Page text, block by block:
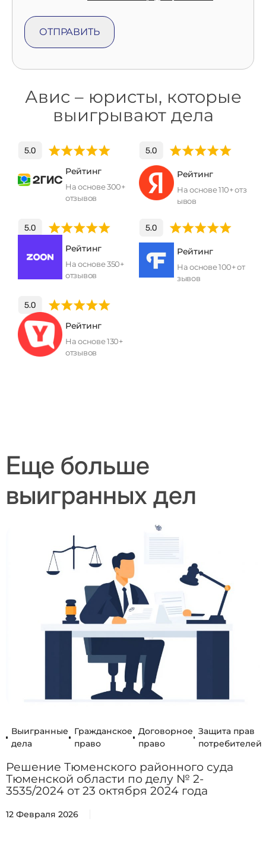
Авис – юристы, которые
выигрывают дела
Рейтинг
На основе 300+
отзывов
Рейтинг
На основе 110+ отз
ывов
Рейтинг
На основе 350+
отзывов
Рейтинг
На основе 100+ от
зывов
Рейтинг
На основе 130+
отзывов
Еще больше
выигранных дел
Выигранные
дела
Гражданское
право
Договорное
право
Защита прав
потребителей
Решение Тюменского районного суда
Тюменской области по делу № 2-
3535/2024 от 23 октября 2024 года
12 Февраля 2026